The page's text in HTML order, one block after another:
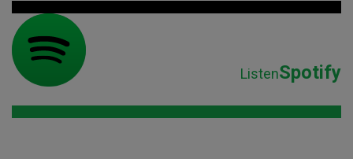
ListenSpotify